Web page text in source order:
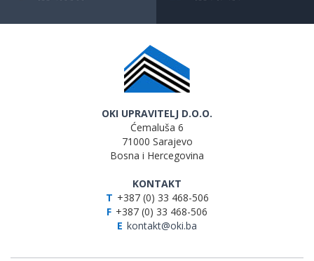
OKI UPRAVITELJ D.O.O.
Ćemaluša 6
71000 Sarajevo
Bosna i Hercegovina
KONTAKT
T +387 (0) 33 468-506
F +387 (0) 33 468-506
E kontakt@oki.ba